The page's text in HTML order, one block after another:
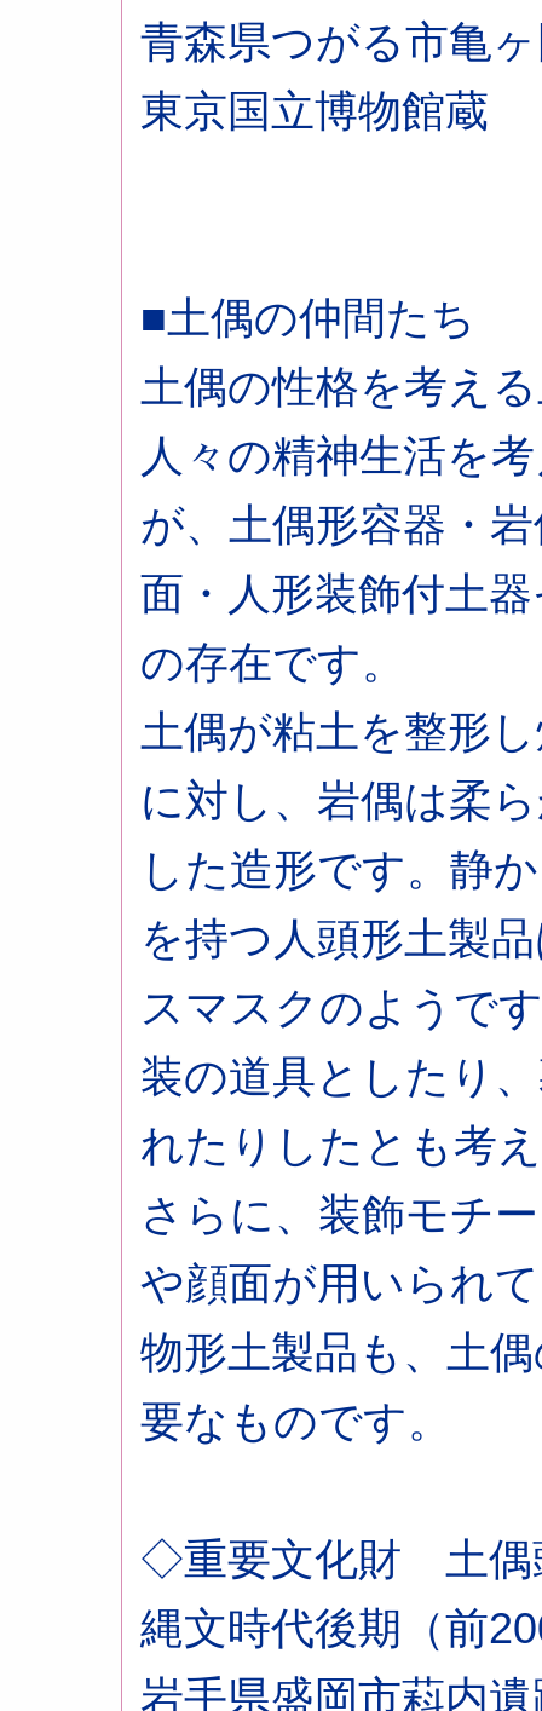
青森県つがる市亀
東京国立博物館蔵
■土偶の仲間たち
土偶の性格を考え
人々の精神生活を
が、土偶形容器・
面・人形装飾付土
の存在です。
土偶が粘土を整形
に対し、岩偶は柔
した造形です。静
を持つ人頭形土製
スマスクのようで
装の道具としたり
れたりしたとも考
さらに、装飾モチ
や顔面が用いられ
物形土製品も、土
要なものです。
◇重要文化財 土偶
縄文時代後期（前
岩手県盛岡市萪内